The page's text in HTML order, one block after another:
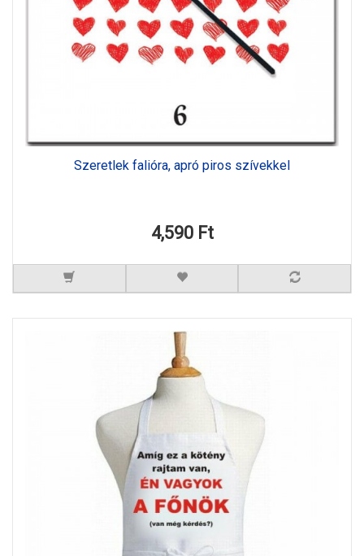
Szeretlek falióra, apró piros szívekkel
4,590 Ft